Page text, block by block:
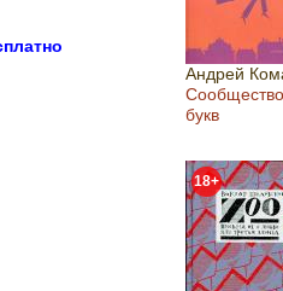
Андрей
букв
18+